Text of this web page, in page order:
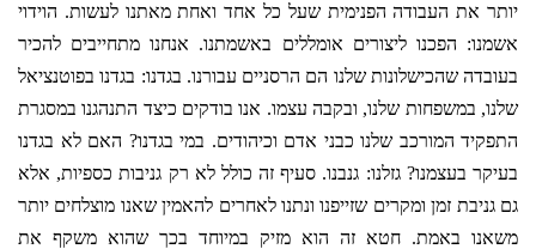
יותר את העבודה הפנימית שעל כל אחד ואחת מאתנו לעשות. הוידוי
אשמנו: הפכנו ליצורים אומללים באשמתנו. אנחנו מתחייבים להכיר
בעובדה שהכישלונות שלנו הם הרסניים עבורנו. בגדנו: בגדנו בפוטנציאל
שלנו, במשפחות שלנו, ובקבה עצמו. אנו בודקים כיצד התנהגנו במסגרת
התפקיד המורכב שלנו כבני אדם וכיהודים. במי בגדנו? האם לא בגדנו
בעיקר בעצמנו? גזלנו: גנבנו. סעיף זה כולל לא רק גניבות כספיות, אלא
גם גניבת זמן ומקרים שזייפנו ונתנו לאחרים להאמין שאנו מוצלחים יותר
משאנו באמת. חטא זה הוא מזיק במיוחד בכך שהוא משקף את